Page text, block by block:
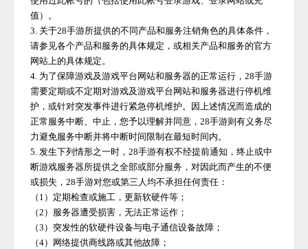
值）。
3. 关于28手游所提供的不同产品和服务注销角色的具体条件，
请参见各个产品和服务的具体规定，或相关产品和服务的官方
网站上的具体规定。
4. 为了保障游戏及游戏平台网站和服务器的正常运行，28手游
需要定期或不定期对游戏及游戏平台网站和服务器进行停机维
护，或针对突发事件进行紧急停机维护。因上述情况而造成的
正常服务中断、中止，您予以理解并同意，28手游则有义务尽
力避免服务中断并将中断时间限制在最短时间内。
5. 发生下列情形之一时，28手游有权不经提前通知，终止或中
断游戏服务器所提供之全部或部分服务，对因此而产生的不便
或损失，28手游对您或第三人均不承担任何责任：
（ 1）定期检查或施工，更新软硬件等；
（2）服务器遭受损害，无法正常运作；
（3）突发性的软硬件设备与电子通信设备故障；
（4）网络提供商线路或其他故障；